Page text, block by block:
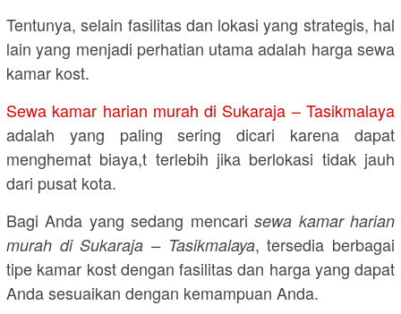
Tentunya, selain fasilitas dan lokasi yang strategis, hal
lain yang menjadi perhatian utama adalah harga sewa
kamar kost.
Sewa kamar harian murah di Sukaraja – Tasikmalaya
adalah yang paling sering dicari karena dapat
menghemat biaya,t terlebih jika berlokasi tidak jauh
dari pusat kota.
Bagi Anda yang sedang mencarisewa kamar harian
murah di Sukaraja – Tasikmalaya, tersedia berbagai
tipe kamar kost dengan fasilitas dan harga yang dapat
Anda sesuaikan dengan kemampuan Anda.